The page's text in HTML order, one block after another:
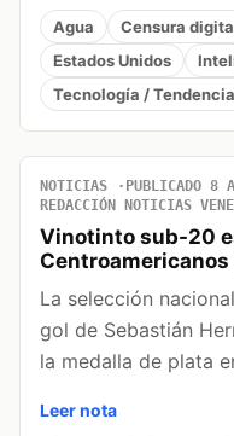
Agua Censura
Estados Unidos
Tecnología /
NOTICIAS PUBLICADO 8
REDACCIÓN NOTICIAS
Vinotinto sub-20
Centroamericanos
La selección
gol de Sebastián
la medalla de plata
Leer nota